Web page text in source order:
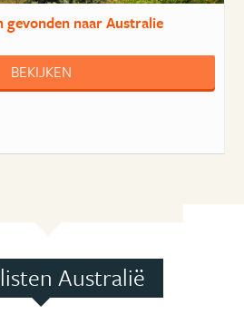
gevonden naar Australie
BEKIJKEN
Australië